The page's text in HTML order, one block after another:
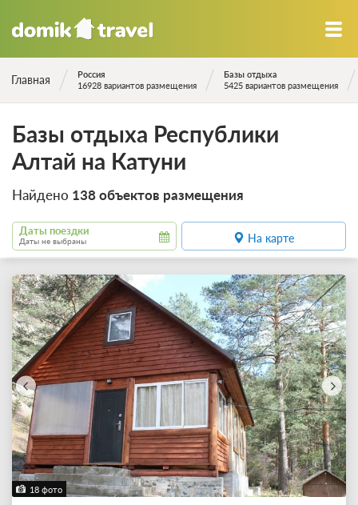
Главная
Россия
16928 вариантов размещения
Базы отдыха
5425 вариантов размещения
Базы отдыха Республики
Алтай на Катуни
Найдено 138 объектов размещения
Даты поездки
Даты не выбраны На карте
18 фото